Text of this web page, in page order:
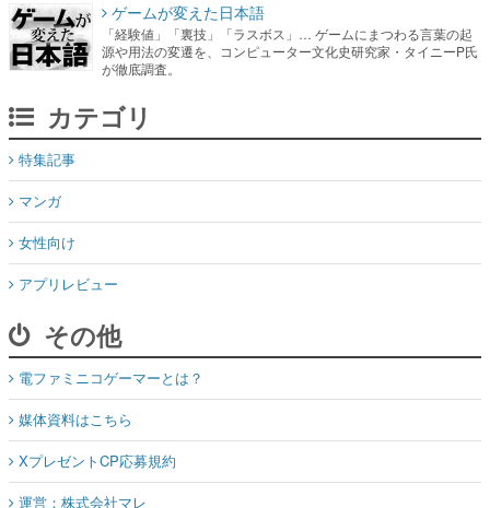
ゲームが変えた日本語
「経験値」「裏技」「ラスボス」… ゲームにまつわる言葉の起
源や用法の変遷を、コンピューター文化史研究家・タイニーP氏
が徹底調査。
カテゴリ
特集記事
マンガ
女性向け
アプリレビュー
その他
電ファミニコゲーマーとは？
媒体資料はこちら
XプレゼントCP応募規約
運営：株式会社マレ